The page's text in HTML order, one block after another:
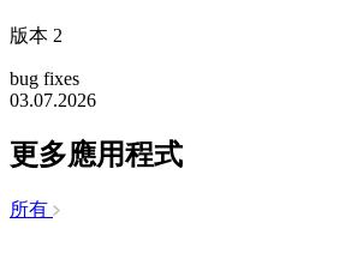
版本 2
bug fixes
03.07.2026
更多應用程式
所有